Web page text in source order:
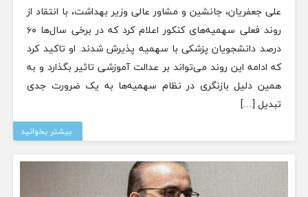
علی جعفریان، جانشین و مشاور عالی وزیر بهداشت، با انتقاد از
روند فعلی سهمیه‌های کنکور اعلام کرد که در برخی سال‌ها ۶۰
درصد دانشجویان پزشکی با سهمیه پذیرش شدند. او تاکید کرد
که ادامه این روند می‌تواند بر عدالت آموزشی تاثیر بگذارد و به
همین دلیل بازنگری در نظام سهمیه‌ها به یک ضرورت جدی
تبدیل […]
بیشتر بخوانید